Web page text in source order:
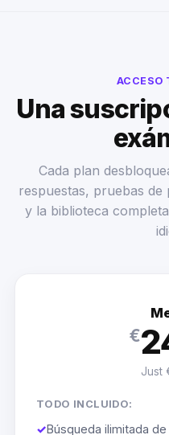
ACCESO
Una
Cada plan
respuestas, pruebas de
y la biblioteca
€
Just
TODO INCLUIDO:
✓Búsqueda ilimitada